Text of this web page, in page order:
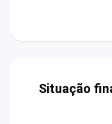
Situação